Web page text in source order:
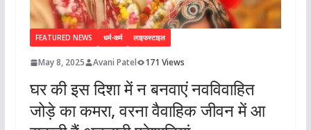
FEATURED NEWS धर्म-कर्म लाइफस्टाइल
May 8, 2025 Avani Patel 171 Views
घर की इस दिशा में न बनवाएं नवविवाहित
जोड़े का कमरा, वरना वैवाहिक जीवन में आ